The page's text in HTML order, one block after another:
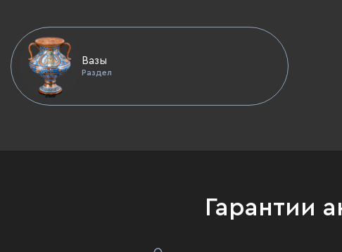
Вазы
Раздел
Гарантии